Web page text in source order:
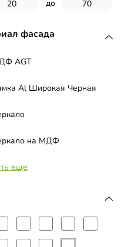
в ванную комнату
до
фасада
AGT
Al Широкая Черная
на МДФ
с пескоструйным
планки МДФ
еще